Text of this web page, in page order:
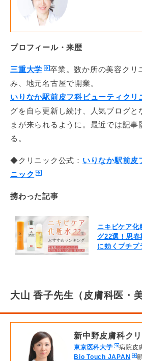
プロフィール・来歴
三重大学
卒業。数か所の美容クリ
み、地元名古屋で開業。
いりなか駅前皮フ科ビューティクリ
グを自ら更新し続け、人気ブログと
まが来られるように。最近では記事
る。
◆クリニック公式： いりなか駅前皮
ニック
携わった記事
ニキビケア化
グ22選！思
に効くプチプ
大山 香子先生（皮膚科医・
新中野皮膚科ク
東京医科大学
病院皮
Bio Touch JAPAN